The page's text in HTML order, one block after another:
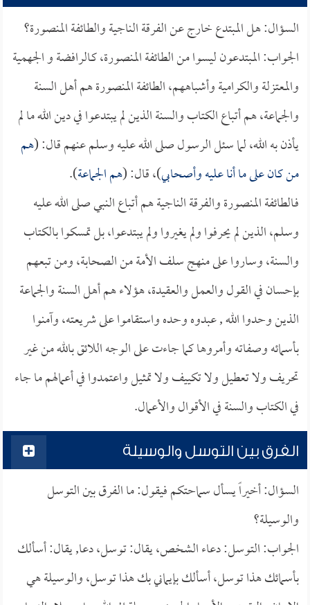
السؤال: هل المبتدع خارج عن الفرقة الناجية والطائفة المنصورة؟
الجواب: المبتدعون ليسوا من الطائفة المنصورة، كـالرافضة و الجهمية
والمعتزلة والكرامية وأشباههم، الطائفة المنصورة هم أهل السنة
والجماعة، هم أتباع الكتاب والسنة الذين لم يبتدعوا في دين الله ما لم
يأذن به الله، لما سئل الرسول صلى الله عليه وسلم عنهم قال: (هم
من كان على ما أنا عليه وأصحابي)، قال: (هم الجماعة).
فـالطائفة المنصورة والفرقة الناجية هم أتباع النبي صلى الله عليه
وسلم، الذين لم يحرفوا ولم يغيروا ولم يبتدعوا، بل تمسكوا بالكتاب
والسنة، وساروا على منهج سلف الأمة من الصحابة، ومن تبعهم
بإحسان في القول والعمل والعقيدة، هؤلاء هم أهل السنة والجماعة
الذين وحدوا الله , عبدوه وحده واستقاموا على شريعته، وآمنوا
بأسمائه وصفاته وأمروها كما جاءت على الوجه اللائق بالله من غير
تحريف ولا تعطيل ولا تكييف ولا تمثيل واعتمدوا في أعمالهم ما جاء
في الكتاب والسنة في الأقوال والأعمال.
الفرق بين التوسل والوسيلة
السؤال: أخيراً يسأل سماحتكم فيقول: ما الفرق بين التوسل
والوسيلة؟
الجواب: التوسل: دعاء الشخص، يقال: توسل، دعا, يقال: أسألك
بأسمائك هذا توسل، أسألك بإيماني بك هذا توسل، والوسيلة هي